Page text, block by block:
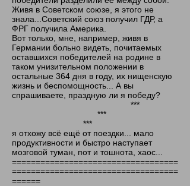
Живя в Советском союзе, я этого не
знала...Советский союз получил ГДР, а
ФРГ получила Америка.
Вот только, мне, например, живя в
Германии больно видеть, почитаемых
оставшихся победителей на родине в
таком унизительном положении в
остальные 364 дня в году, их нищенскую
жизнь и беспомощность... А вы
спрашиваете, праздную ли я победу?
***
***
***
я отхожу всё ещё от поездки... мало
продуктивности и быстро наступает
мозговой туман, пот и тошнота, хаос...
===================================
===================================
======